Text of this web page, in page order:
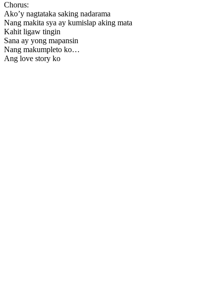
Chorus:
Ako’y nagtataka saking nadarama
Nang makita sya ay kumislap aking mata
Kahit ligaw tingin
Sana ay yong mapansin
Nang makumpleto ko…
Ang love story ko